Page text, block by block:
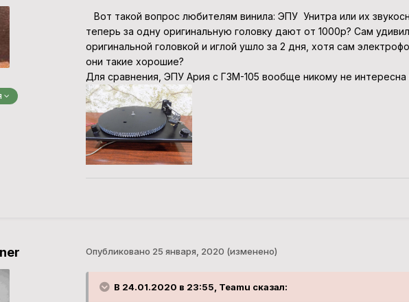
Вот такой вопрос любителям винила: ЭПУ Унитра или их
теперь за одну оригинальную головку дают от 1000р? Сам
оригинальной головкой и иглой ушло за 2 дня, хотя сам
они такие хорошие?
Для сравнения, ЭПУ Ария с ГЗМ-105 вообще никому не интересна
Опубликовано 25 января, 2020 (изменено)
В 24.01.2020 в 23:55, Teamu сказал: